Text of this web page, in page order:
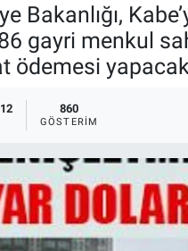
Bakanlığı,
gayri menkul
ödemesi
860
GÖSTERIM